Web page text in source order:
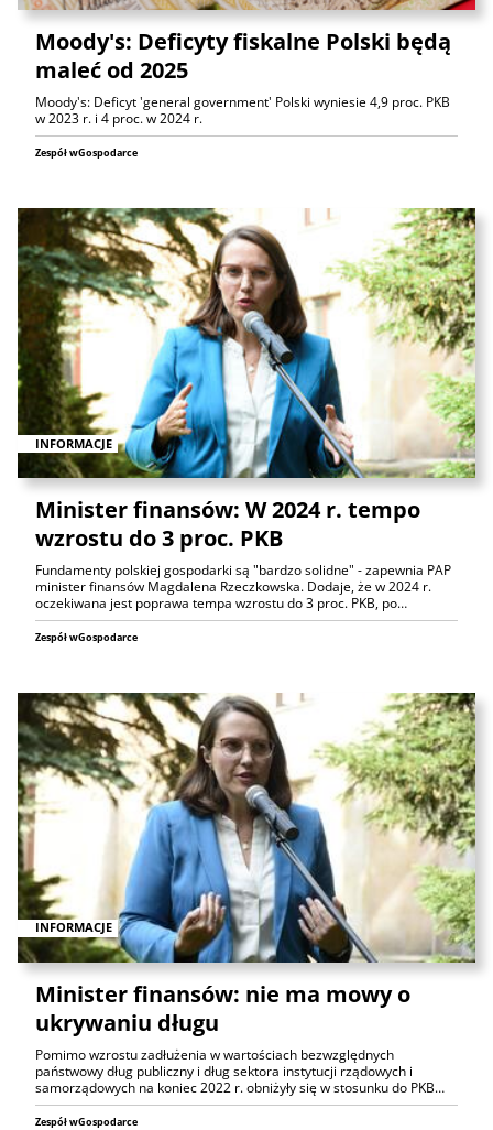
Moody's: Deficyty fiskalne Polski będą
maleć od 2025
Moody's: Deficyt 'general government' Polski wyniesie 4,9 proc. PKB
w 2023 r. i 4 proc. w 2024 r.
Zespół wGospodarce
INFORMACJE
Minister finansów: W 2024 r. tempo
wzrostu do 3 proc. PKB
Fundamenty polskiej gospodarki są "bardzo solidne" - zapewnia PAP
minister finansów Magdalena Rzeczkowska. Dodaje, że w 2024 r.
oczekiwana jest poprawa tempa wzrostu do 3 proc. PKB, po…
Zespół wGospodarce
INFORMACJE
Minister finansów: nie ma mowy o
ukrywaniu długu
Pomimo wzrostu zadłużenia w wartościach bezwzględnych
państwowy dług publiczny i dług sektora instytucji rządowych i
samorządowych na koniec 2022 r. obniżyły się w stosunku do PKB…
Zespół wGospodarce